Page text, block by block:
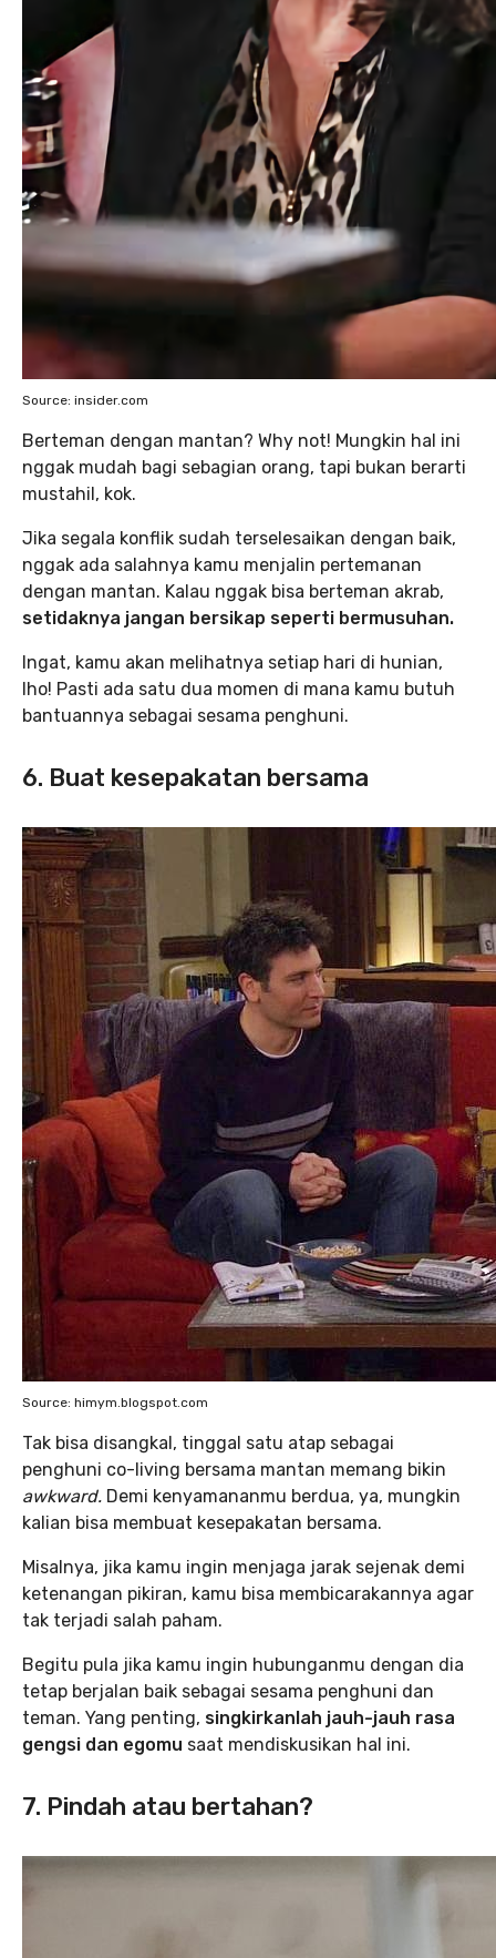
Source: insider.com
Berteman dengan mantan? Why not! Mungkin hal ini
nggak mudah bagi sebagian orang, tapi bukan berarti
mustahil, kok.
Jika segala konflik sudah terselesaikan dengan baik,
nggak ada salahnya kamu menjalin pertemanan
dengan mantan. Kalau nggak bisa berteman akrab,
setidaknya jangan bersikap seperti bermusuhan.
Ingat, kamu akan melihatnya setiap hari di hunian,
lho! Pasti ada satu dua momen di mana kamu butuh
bantuannya sebagai sesama penghuni.
6. Buat kesepakatan bersama
Source: himym.blogspot.com
Tak bisa disangkal, tinggal satu atap sebagai
penghuni co-living bersama mantan memang bikin
awkward. Demi kenyamananmu berdua, ya, mungkin
kalian bisa membuat kesepakatan bersama.
Misalnya, jika kamu ingin menjaga jarak sejenak demi
ketenangan pikiran, kamu bisa membicarakannya agar
tak terjadi salah paham.
Begitu pula jika kamu ingin hubunganmu dengan dia
tetap berjalan baik sebagai sesama penghuni dan
teman. Yang penting, singkirkanlah jauh-jauh rasa
gengsi dan egomu saat mendiskusikan hal ini.
7. Pindah atau bertahan?